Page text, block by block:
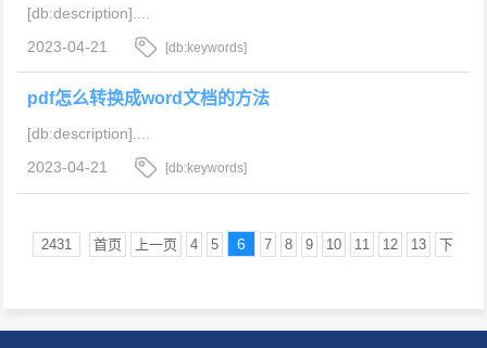
[db:description]....
2023-04-21
[db:keywords]
pdf怎么转换成word文档的方法
[db:description]....
2023-04-21
[db:keywords]
2431 首页 上一页 4 5 6 7 8 9 10 11 12 13 下